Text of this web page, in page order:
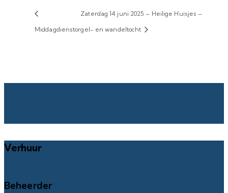
Middagdienst
Zaterdag 14 juni 2025 – Heilige Huisjes –
orgel- en wandeltocht
Verhuur
Beheerder